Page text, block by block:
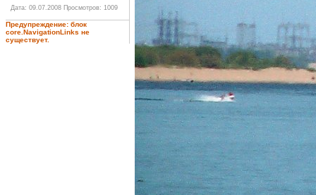
Дата: 09.07.2008 Просмотров: 1009
Предупреждение: блок
core.NavigationLinks не
существует.